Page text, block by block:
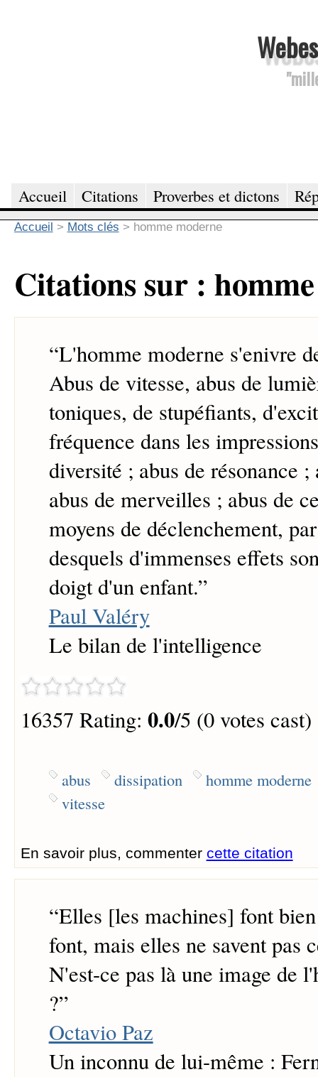
Accueil Citations Proverbes et dictons
Accueil > Mots clés > homme moderne
Citations sur :
“L'homme moderne s'enivre
Abus de vitesse, abus de
toniques, de stupéfiants,
fréquence dans les
diversité ; abus de résonance
abus de merveilles ; abus de
moyens de déclenchement,
desquels d'immenses effets
doigt d'un enfant.”
Paul Valéry
Le bilan de l'intelligence
16357 Rating: 0.0/5 (0 votes cast)
abus dissipation
homme moderne
vitesse
En savoir plus, commenter cette citation
“Elles [les machines] font
font, mais elles ne savent pas
N'est-ce pas là une image de
?”
Octavio Paz
Un inconnu de lui-même :